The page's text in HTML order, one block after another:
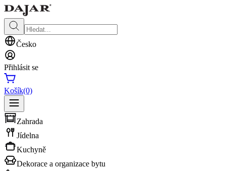
Česko
Přihlásit se
Košík(0)
Zahrada
Jídelna
Kuchyně
Dekorace a organizace bytu